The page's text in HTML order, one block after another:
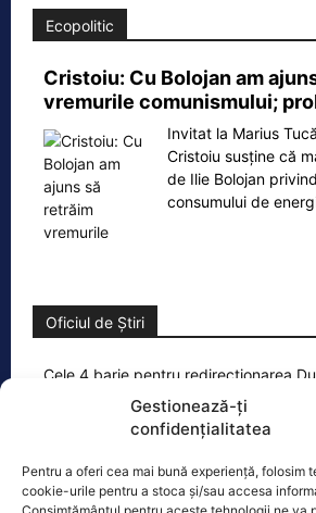
Gestionează-ți
confidențialitatea
Pentru a oferi cea mai bună experiență, folosim
cookie-urile pentru a stoca și/sau accesa
Ecopolitic
Cristoiu: Cu Bolojan am
vremurile comunismului;
Invitat la Marius
Cristoiu susține că
de Ilie Bolojan
consumului de
Oficiul de Știri
Cele 4 barje pentru redirecționarea
Cele 4 barje vor fi
dreaptă cu una